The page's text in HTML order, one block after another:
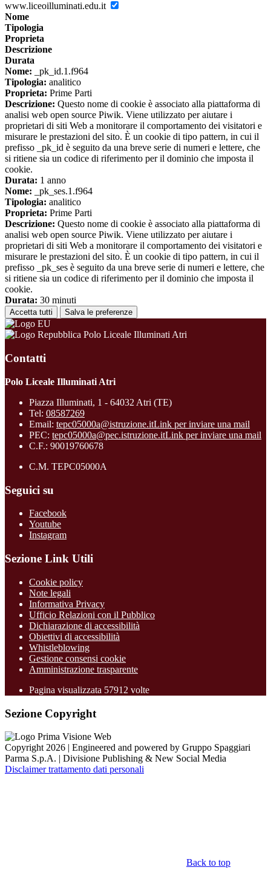
www.liceoilluminati.edu.it
Nome
Tipologia
Proprieta
Descrizione
Durata
Nome: _pk_id.1.f964
Tipologia: analitico
Proprieta: Prime Parti
Descrizione: Questo nome di cookie è associato alla piattaforma di
analisi web open source Piwik. Viene utilizzato per aiutare i
proprietari di siti Web a monitorare il comportamento dei visitatori e
misurare le prestazioni del sito. È un cookie di tipo pattern, in cui il
prefisso _pk_id è seguito da una breve serie di numeri e lettere, che
si ritiene sia un codice di riferimento per il dominio che imposta il
cookie.
Durata: 1 anno
Nome: _pk_ses.1.f964
Tipologia: analitico
Proprieta: Prime Parti
Descrizione: Questo nome di cookie è associato alla piattaforma di
analisi web open source Piwik. Viene utilizzato per aiutare i
proprietari di siti Web a monitorare il comportamento dei visitatori e
misurare le prestazioni del sito. È un cookie di tipo pattern, in cui il
prefisso _pk_ses è seguito da una breve serie di numeri e lettere, che
si ritiene sia un codice di riferimento per il dominio che imposta il
cookie.
Durata: 30 minuti
Accetta tutti Salva le preferenze
Polo Liceale Illuminati Atri
Contatti
Polo Liceale Illuminati Atri
Piazza Illuminati, 1 - 64032 Atri (TE)
Tel: 08587269
Email: tepc05000a@istruzione.itLink per inviare una mail
PEC: tepc05000a@pec.istruzione.itLink per inviare una mail
C.F.: 90019760678
C.M. TEPC05000A
Seguici su
Facebook
Youtube
Instagram
Sezione Link Utili
Cookie policy
Note legali
Informativa Privacy
Ufficio Relazioni con il Pubblico
Dichiarazione di accessibilità
Obiettivi di accessibilità
Whistleblowing
Gestione consensi cookie
Amministrazione trasparente
Pagina visualizzata 57912 volte
Sezione Copyright
Copyright 2026 | Engineered and powered by Gruppo Spaggiari
Parma S.p.A. | Divisione Publishing & New Social Media
Disclaimer trattamento dati personali
Back to top